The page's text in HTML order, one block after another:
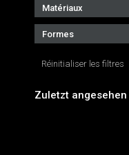
Matériaux
Formes
Réinitialiser les filtres
Zuletzt angesehen